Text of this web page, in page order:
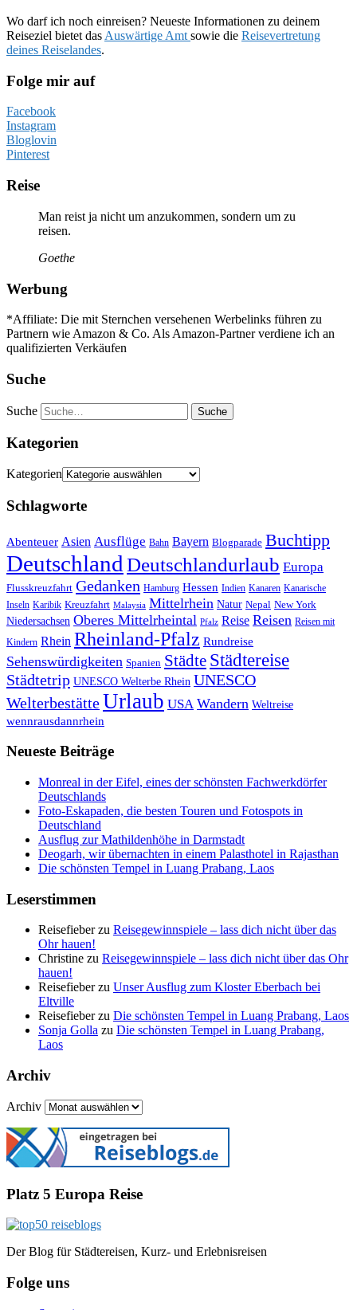
Wo darf ich noch einreisen? Neueste Informationen zu deinem
Reiseziel bietet das Auswärtige Amt sowie die Reisevertretung
deines Reiselandes.
Folge mir auf
Facebook
Instagram
Bloglovin
Pinterest
Reise
Man reist ja nicht um anzukommen, sondern um zu
reisen.
Goethe
Werbung
*Affiliate: Die mit Sternchen versehenen Werbelinks führen zu
Partnern wie Amazon & Co. Als Amazon-Partner verdiene ich an
qualifizierten Verkäufen
Suche
Suche
Kategorien
Kategorien
Schlagworte
Abenteuer Asien Ausflüge Bahn Bayern Blogparade Buchtipp
Deutschland Deutschlandurlaub Europa
Flusskreuzfahrt Gedanken Hamburg Hessen Indien Kanaren Kanarische
Inseln Karibik Kreuzfahrt Malaysia Mittelrhein Natur Nepal New York
Niedersachsen Oberes Mittelrheintal Pfalz Reise Reisen Reisen mit
Kindern Rhein Rheinland-Pfalz Rundreise
Sehenswürdigkeiten Spanien Städte Städtereise
Städtetrip UNESCO Welterbe Rhein UNESCO
WelterbestätteUrlaub USA Wandern Weltreise
wennrausdannrhein
Neueste Beiträge
Monreal in der Eifel, eines der schönsten Fachwerkdörfer
Deutschlands
Foto-Eskapaden, die besten Touren und Fotospots in
Deutschland
Ausflug zur Mathildenhöhe in Darmstadt
Deogarh, wir übernachten in einem Palasthotel in Rajasthan
Die schönsten Tempel in Luang Prabang, Laos
Leserstimmen
Reisefieberzu Reisegewinnspiele – lass dich nicht über das
Ohr hauen!
Christine zu Reisegewinnspiele – lass dich nicht über das Ohr
hauen!
Reisefieberzu Unser Ausflug zum Kloster Eberbach bei
Eltville
Reisefieberzu Die schönsten Tempel in Luang Prabang, Laos
Sonja Golla zu Die schönsten Tempel in Luang Prabang,
Laos
Archiv
Archiv
Platz 5 Europa Reise
Der Blog für Städtereisen, Kurz- und Erlebnisreisen
Folge uns